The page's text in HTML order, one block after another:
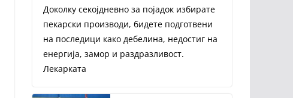
Доколку секојдневно за појадок избирате
пекарски производи, бидете подготвени
на последици како дебелина, недостиг на
енергија, замор и раздразливост.
Лекарката